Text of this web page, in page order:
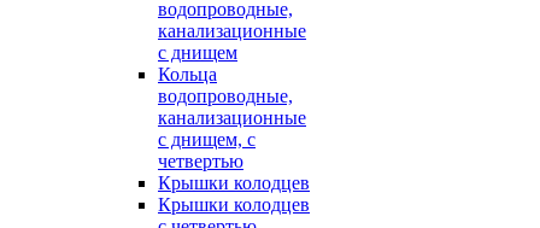
водопроводные,
канализационные
с днищем
Кольца
водопроводные,
канализационные
с днищем, с
четвертью
Крышки колодцев
Крышки колодцев